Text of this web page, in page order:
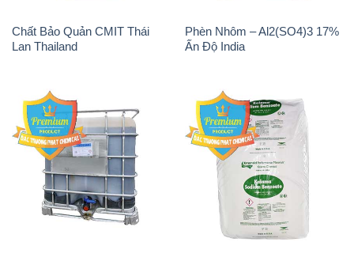
Chất Bảo Quản CMIT Thái
Lan Thailand
Phèn Nhôm – Al2(SO4)3 17%
Ấn Độ India